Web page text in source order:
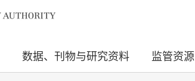
数据、刊物与研究资料 监管资源